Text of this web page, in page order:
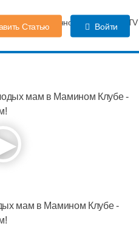
беременности Форум
Статью Войти
мам в Мамином Клубе -